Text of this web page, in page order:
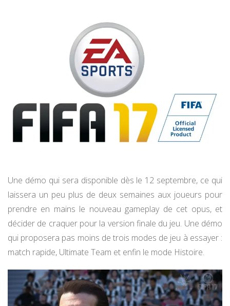
Une démo qui sera disponible dès le 12 septembre, ce qui
laissera un peu plus de deux semaines aux joueurs pour
prendre en mains le nouveau gameplay de cet opus, et
décider de craquer pour la version finale du jeu. Une démo
qui proposera pas moins de trois modes de jeu à essayer :
match rapide, Ultimate Team et enfin le mode Histoire.